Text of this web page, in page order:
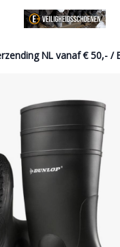
NL vanaf € 50,- /